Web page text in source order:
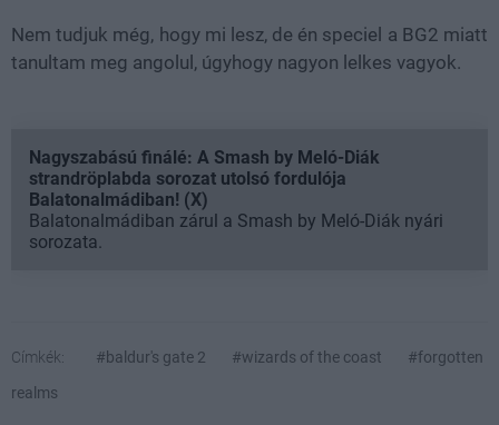
Nem tudjuk még, hogy mi lesz, de én speciel a BG2 miatt
tanultam meg angolul, úgyhogy nagyon lelkes vagyok.
Nagyszabású finálé: A Smash by Meló-Diák
strandröplabda sorozat utolsó fordulója
Balatonalmádiban! (X)
Balatonalmádiban zárul a Smash by Meló-Diák nyári
sorozata.
Címkék: #baldur's gate 2 #wizards of the coast
#forgotten
realms